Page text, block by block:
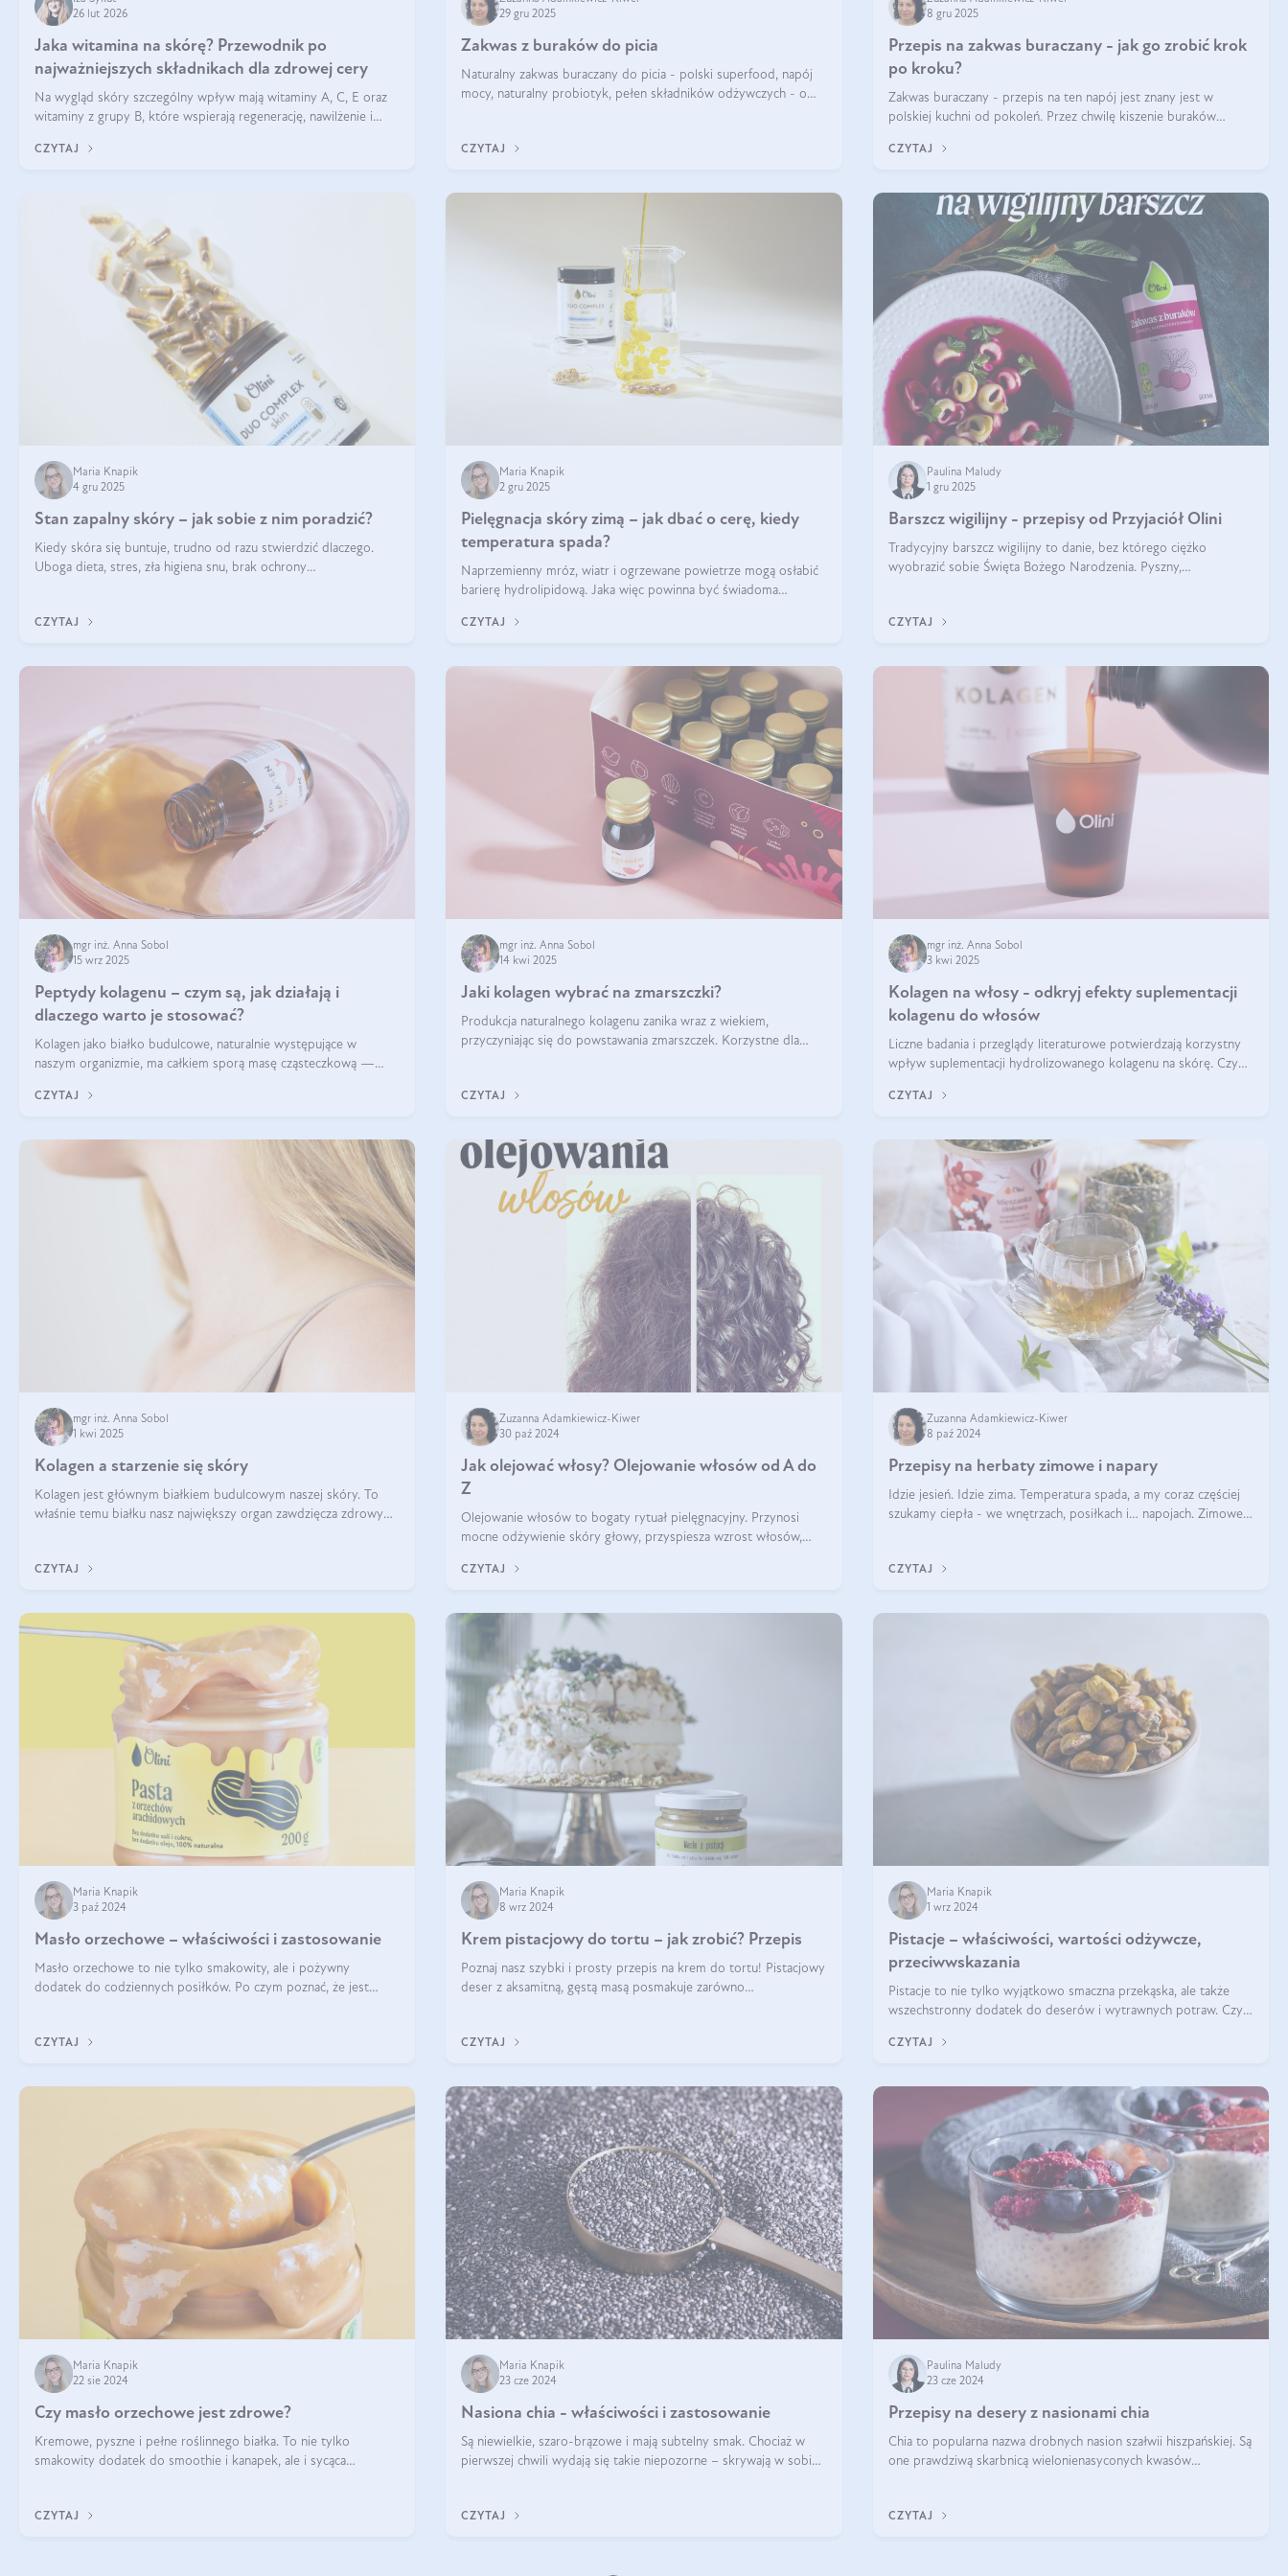
26 lut 2026
Jaka witamina na skórę? Przewodnik po
najważniejszych składnikach dla zdrowej cery
Na wygląd skóry szczególny wpływ mają witaminy A, C, E oraz
witaminy z grupy B, które wspierają regenerację, nawilżenie i
CZYTAJ
29 gru 2025
Zakwas z buraków do picia
Naturalny zakwas buraczany do picia - polski superfood, napój
mocy, naturalny probiotyk, pełen składników odżywczych - o
CZYTAJ
8 gru 2025
Przepis na zakwas buraczany - jak go zrobić krok
po kroku?
Zakwas buraczany - przepis na ten napój jest znany jest w
polskiej kuchni od pokoleń. Przez chwilę kiszenie buraków
na fali popularności na
CZYTAJ
Maria Knapik
4 gru 2025
Stan zapalny skóry – jak sobie z nim poradzić?
Kiedy skóra się buntuje, trudno od razu stwierdzić dlaczego.
Uboga dieta, stres, zła higiena snu, brak ochrony
CZYTAJ
Maria Knapik
2 gru 2025
Pielęgnacja skóry zimą – jak dbać o cerę, kiedy
temperatura spada?
Naprzemienny mróz, wiatr i ogrzewane powietrze mogą osłabić
barierę hydrolipidową. Jaka więc powinna być świadoma
CZYTAJ
Paulina Maludy
1 gru 2025
Barszcz wigilijny - przepisy od Przyjaciół Olini
Tradycyjny barszcz wigilijny to danie, bez którego ciężko
wyobrazić sobie Święta Bożego Narodzenia. Pyszny,
CZYTAJ
mgr inż. Anna Sobol
15 wrz 2025
Peptydy kolagenu – czym są, jak działają i
dlaczego warto je stosować?
Kolagen jako białko budulcowe, naturalnie występujące w
naszym organizmie, ma całkiem sporą masę cząsteczkową —
formie, byłby trudno strawialny. Aby był lepiej przyswajalny i
CZYTAJ
mgr inż. Anna Sobol
14 kwi 2025
Jaki kolagen wybrać na zmarszczki?
Produkcja naturalnego kolagenu zanika wraz z wiekiem,
przyczyniając się do powstawania zmarszczek. Korzystne dla
CZYTAJ
mgr inż. Anna Sobol
3 kwi 2025
Kolagen na włosy - odkryj efekty suplementacji
kolagenu do włosów
Liczne badania i przeglądy literaturowe potwierdzają korzystny
wpływ suplementacji hydrolizowanego kolagenu na skórę. Czy
CZYTAJ
mgr inż. Anna Sobol
1 kwi 2025
Kolagen a starzenie się skóry
Kolagen jest głównym białkiem budulcowym naszej skóry. To
właśnie temu białku nasz największy organ zawdzięcza zdrowy
CZYTAJ
Zuzanna Adamkiewicz-Kiwer
30 paź 2024
Jak olejować włosy? Olejowanie włosów od A do
Z
Olejowanie włosów to bogaty rytuał pielęgnacyjny. Przynosi
mocne odżywienie skóry głowy, przyspiesza wzrost włosów,
wnętrzu włosa. Brzmi ekskl
CZYTAJ
Zuzanna Adamkiewicz-Kiwer
8 paź 2024
Przepisy na herbaty zimowe i napary
Idzie jesień. Idzie zima. Temperatura spada, a my coraz częściej
szukamy ciepła - we wnętrzach, posiłkach i… napojach. Zimowe
CZYTAJ
Maria Knapik
3 paź 2024
Masło orzechowe – właściwości i zastosowanie
Masło orzechowe to nie tylko smakowity, ale i pożywny
dodatek do codziennych posiłków. Po czym poznać, że jest
CZYTAJ
Maria Knapik
8 wrz 2024
Krem pistacjowy do tortu – jak zrobić? Przepis
Poznaj nasz szybki i prosty przepis na krem do tortu! Pistacjowy
deser z aksamitną, gęstą masą posmakuje zarówno
CZYTAJ
Maria Knapik
1 wrz 2024
Pistacje – właściwości, wartości odżywcze,
przeciwwskazania
Pistacje to nie tylko wyjątkowo smaczna przekąska, ale także
wszechstronny dodatek do deserów i wytrawnych potraw. Czy
każdy może się ni
CZYTAJ
Maria Knapik
22 sie 2024
Czy masło orzechowe jest zdrowe?
Kremowe, pyszne i pełne roślinnego białka. To nie tylko
smakowity dodatek do smoothie i kanapek, ale i sycąca
CZYTAJ
Maria Knapik
23 cze 2024
Nasiona chia - właściwości i zastosowanie
Są niewielkie, szaro-brązowe i mają subtelny smak. Chociaż w
pierwszej chwili wydają się takie niepozorne – skrywają w sobie
CZYTAJ
Paulina Maludy
23 cze 2024
Przepisy na desery z nasionami chia
Chia to popularna nazwa drobnych nasion szałwii hiszpańskiej. Są
one prawdziwą skarbnicą wielonienasyconych kwasów
CZYTAJ